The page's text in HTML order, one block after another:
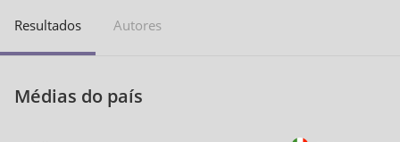
Resultados Autores
Médias do país